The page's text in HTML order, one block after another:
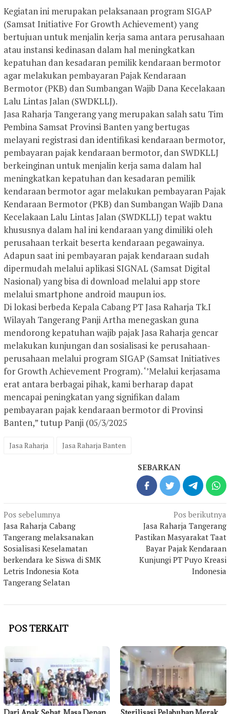
Kegiatan ini merupakan pelaksanaan program SIGAP
(Samsat Initiative For Growth Achievement) yang
bertujuan untuk menjalin kerja sama antara perusahaan
atau instansi kedinasan dalam hal meningkatkan
kepatuhan dan kesadaran pemilik kendaraan bermotor
agar melakukan pembayaran Pajak Kendaraan
Bermotor (PKB) dan Sumbangan Wajib Dana Kecelakaan
Lalu Lintas Jalan (SWDKLLJ).
Jasa Raharja Tangerang yang merupakan salah satu Tim
Pembina Samsat Provinsi Banten yang bertugas
melayani registrasi dan identifikasi kendaraan bermotor,
pembayaran pajak kendaraan bermotor, dan SWDKLLJ
berkeinginan untuk menjalin kerja sama dalam hal
meningkatkan kepatuhan dan kesadaran pemilik
kendaraan bermotor agar melakukan pembayaran Pajak
Kendaraan Bermotor (PKB) dan Sumbangan Wajib Dana
Kecelakaan Lalu Lintas Jalan (SWDKLLJ) tepat waktu
khususnya dalam hal ini kendaraan yang dimiliki oleh
perusahaan terkait beserta kendaraan pegawainya.
Adapun saat ini pembayaran pajak kendaraan sudah
dipermudah melalui aplikasi SIGNAL (Samsat Digital
Nasional) yang bisa di download melalui app store
melalui smartphone android maupun ios.
Di lokasi berbeda Kepala Cabang PT Jasa Raharja Tk.I
Wilayah Tangerang Panji Artha menegaskan guna
mendorong kepatuhan wajib pajak Jasa Raharja gencar
melakukan kunjungan dan sosialisasi ke perusahaan-
perusahaan melalui program SIGAP (Samsat Initiatives
for Growth Achievement Program). ‘’Melalui kerjasama
erat antara berbagai pihak, kami berharap dapat
mencapai peningkatan yang signifikan dalam
pembayaran pajak kendaraan bermotor di Provinsi
Banten,” tutup Panji (05/3/2025
Jasa Raharja Jasa Raharja Banten
SEBARKAN
Navigasi
pos
Pos sebelumnya
Jasa Raharja Cabang
Tangerang melaksanakan
Sosialisasi Keselamatan
berkendara ke Siswa di SMK
Letris Indonesia Kota
Tangerang Selatan
Pos berikutnya
Jasa Raharja Tangerang
Pastikan Masyarakat Taat
Bayar Pajak Kendaraan
Kunjungi PT Puyo Kreasi
Indonesia
POS TERKAIT